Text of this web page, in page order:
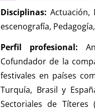
Disciplinas: Actuación,
escenografía,
Perfil profesional:
Cofundador de la
festivales en países
Turquía, Brasil y
Sectoriales de Títeres